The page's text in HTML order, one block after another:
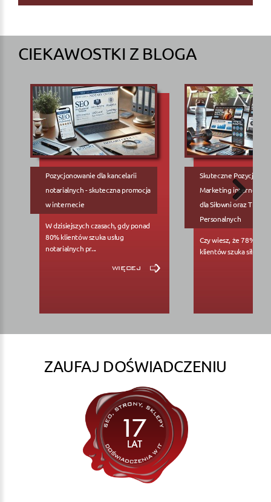
CIEKAWOSTKI Z BLOGA
Pozycjonowanie dla kancelarii
notarialnych - skuteczna promocja
w internecie
W dzisiejszych czasach, gdy ponad
80% klientów szuka usług
notarialnych pr...
więcej
Skuteczne
Marketing internetowy
dla Siłowni oraz
Personalnych
Czy wiesz, że 78%
klientów szuka siłowni...
ZAUFAJ DOŚWIADCZENIU